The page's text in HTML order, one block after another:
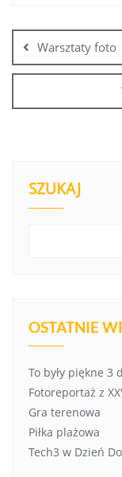
Warsztaty foto
SZUKAJ
OSTATNIE
To były piękne 3
Fotoreportaż z
Gra terenowa
Piłka plażowa
Tech3 w Dzień